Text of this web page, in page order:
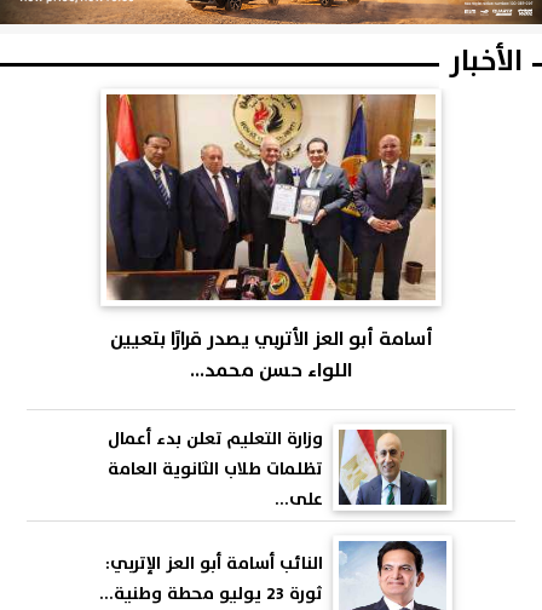
الأخبار
أسامة أبو العز الأتربي يصدر قرارًا بتعيين
اللواء حسن محمد...
وزارة التعليم تعلن بدء أعمال
تظلمات طلاب الثانوية العامة
على...
النائب أسامة أبو العز الإتربي:
ثورة 23 يوليو محطة وطنية...